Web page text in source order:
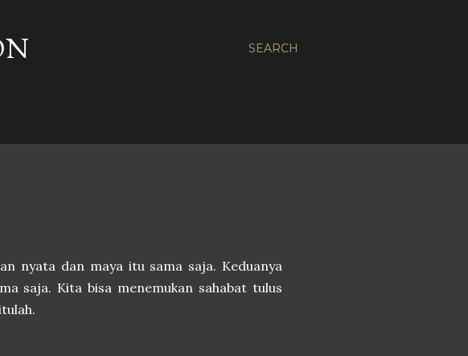
SEARCH
nyata dan maya itu sama saja. Keduanya
saja. Kita bisa menemukan sahabat tulus